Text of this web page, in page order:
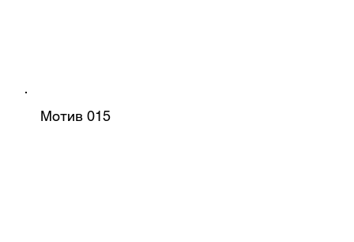
Мотив 015